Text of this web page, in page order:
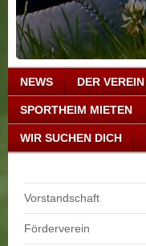
NEWS DER VEREIN
SPORTHEIM MIETEN
WIR SUCHEN DICH
Vorstandschaft
Förderverein